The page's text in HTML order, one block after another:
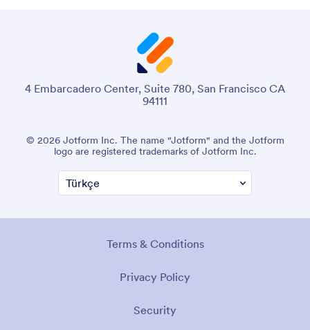
4 Embarcadero Center, Suite 780, San Francisco CA
94111
© 2026 Jotform Inc. The name "Jotform" and the Jotform
logo are registered trademarks of Jotform Inc.
Terms & Conditions
Privacy Policy
Security